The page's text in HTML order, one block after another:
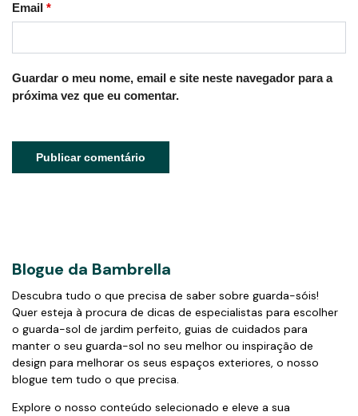
Email *
Guardar o meu nome, email e site neste navegador para a
próxima vez que eu comentar.
Blogue da Bambrella
Descubra tudo o que precisa de saber sobre guarda-sóis!
Quer esteja à procura de dicas de especialistas para escolher
o guarda-sol de jardim perfeito, guias de cuidados para
manter o seu guarda-sol no seu melhor ou inspiração de
design para melhorar os seus espaços exteriores, o nosso
blogue tem tudo o que precisa.
Explore o nosso conteúdo selecionado e eleve a sua